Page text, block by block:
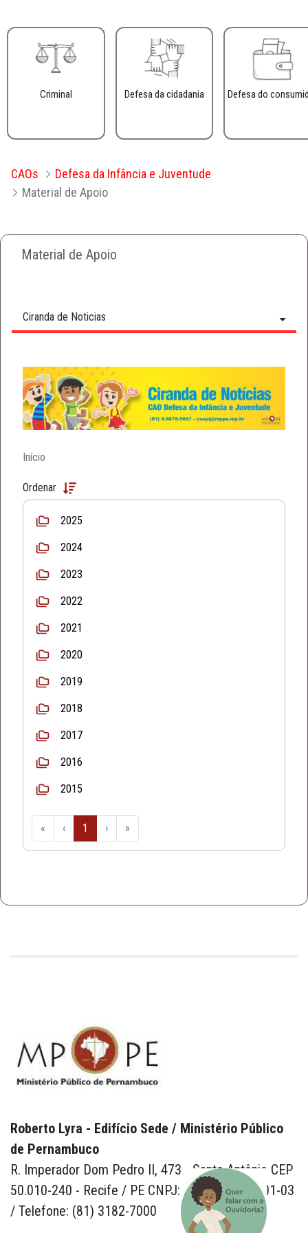
Criminal Defesa da cidadania Defesa do
CAOs
Defesa da Infância e Juventude
Material de Apoio
Material de Apoio
Ciranda de Noticias
Início
Ordenar
2025
2024
2023
2022
2021
2020
2019
2018
2017
2016
2015
« ‹ 1 › »
Roberto Lyra - Edifício Sede / Ministério Público
de Pernambuco
R. Imperador Dom Pedro II, 473 - Santo Antônio CEP
50.010-240 - Recife / PE CNPJ: 24.417.065/0001-03
/ Telefone: (81) 3182-7000